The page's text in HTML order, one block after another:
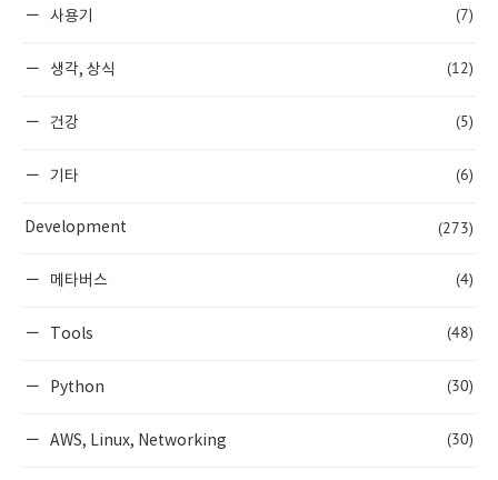
사용기 (7)
생각, 상식 (12)
건강 (5)
기타 (6)
Development (273)
메타버스 (4)
Tools (48)
Python (30)
AWS, Linux, Networking (30)